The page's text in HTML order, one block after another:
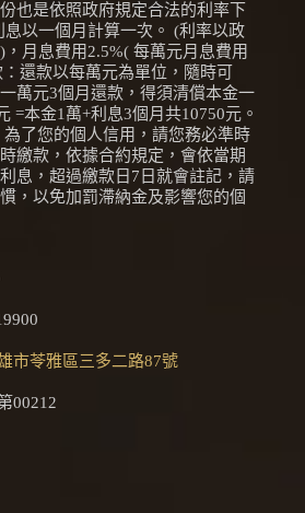
也是依照政府規定合法的利率下
以一個月計算一次。 (利率以政
月息費用2.5%( 每萬元月息費用
還款以每萬元為單位，隨時可
萬元3個月還款，得須清償本金一
=本金1萬+利息3個月共10750元。
了您的個人信用，請您務必準時
繳款，依據合約規定，會依當期
息，超過繳款日7日就會註記，請
，以免加罰滯納金及影響您的個
市苓雅區三多二路87號
00212